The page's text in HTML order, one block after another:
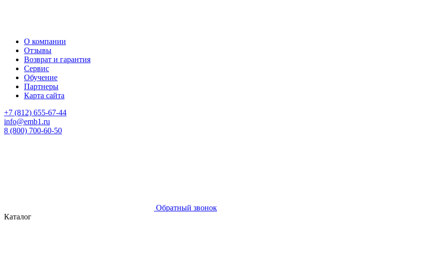
О компании
Отзывы
Возврат и гарантия
Сервис
Обучение
Партнеры
Карта сайта
+7 (812) 655-67-44
info@emb1.ru
8 (800) 700-60-50
Обратный звонок
Каталог